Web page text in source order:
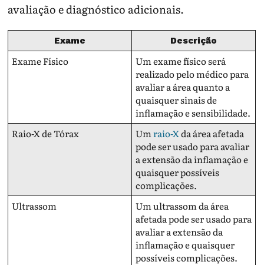
avaliação e diagnóstico adicionais.
Exame Descrição
Exame Físico
Um exame físico será
realizado pelo médico para
avaliar a área quanto a
quaisquer sinais de
inflamação e sensibilidade.
Raio-X de Tórax
Umraio-Xda área afetada
pode ser usado para avaliar
a extensão da inflamação e
quaisquer possíveis
complicações.
Ultrassom
Um ultrassom da área
afetada pode ser usado para
avaliar a extensão da
inflamação e quaisquer
possíveis complicações.